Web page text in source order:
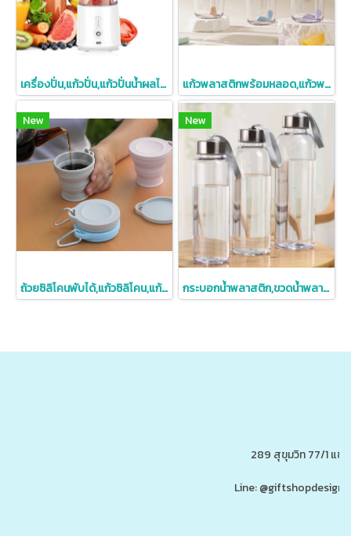
เครื่องปั่น,แก้วปั่น,แก้วปั่นน้ำผลไม้,เครื่องปั่นน้ำผลไม้ แก้วพลาสติกพร้อมหลอด,แก้วพลาสติกใส่ชานม,แก้วพลาสติกใส,710ml
New
ถ้วยซิลิโคนพับได้,แก้วซิลิโคน,แก้วซิลิโคนพกพา,ถ้วยพับได้พร้อมที่ห้อย,180ml
New
กระบอกน้ำพลาสติก,ขวดน้ำพลาสติก,ขวดพลาสติกพร้อมเชือกห้อย
289 สุขุมวิท 77/1 แข
Line: